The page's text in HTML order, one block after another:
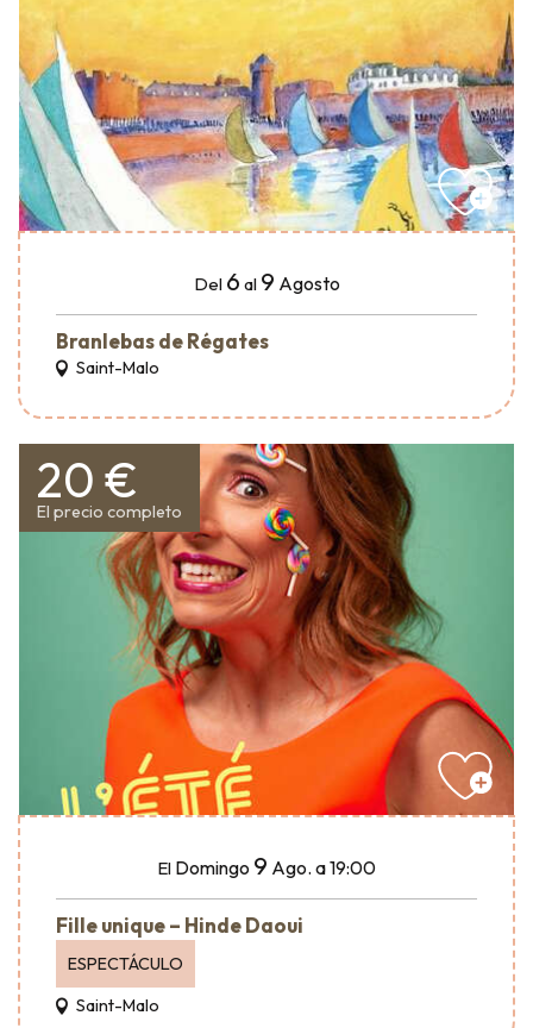
Del 6 al 9 Agosto
Branlebas de Régates
Saint-Malo
20 €
El precio completo
El Domingo 9 Ago. a 19:00
Fille unique – Hinde Daoui
ESPECTÁCULO
Saint-Malo